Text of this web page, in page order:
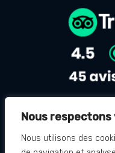
Nous
Nous utilisons des